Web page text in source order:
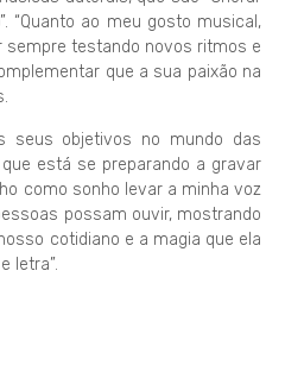
“Quanto ao meu gosto musical,
testando novos ritmos e
que a sua paixão na
seus objetivos no mundo das
está se preparando a gravar
como sonho levar a minha voz
possam ouvir, mostrando
cotidiano e a magia que ela
letra”.